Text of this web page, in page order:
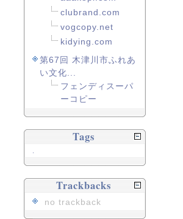
clubrand.com
vogcopy.net
kidying.com
第67回 木津川市ふれあ
い文化...
フェンディスーパ
ーコピー
Tags
Trackbacks
no trackback